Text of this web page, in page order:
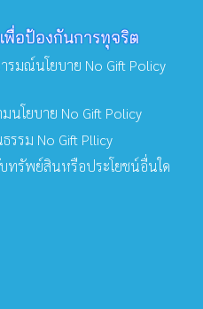
พื่อป้องกันการทุจริต
รมณ์นโยบาย No Gift Policy
นโยบาย No Gift Policy
รรม No Gift Pllicy
ทรัพย์สินหรือประโยชน์อื่นใด